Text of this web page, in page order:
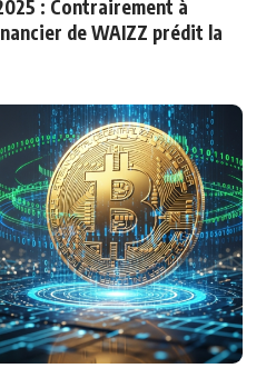
: Contrairement à
de WAIZZ prédit la